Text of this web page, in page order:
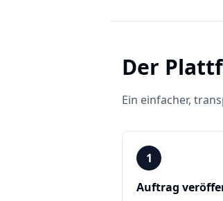
Der
Ein einfacher,
1
Auftrag